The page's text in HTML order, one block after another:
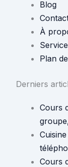
Blog
À
Plan
Derniers
Cours
Cours